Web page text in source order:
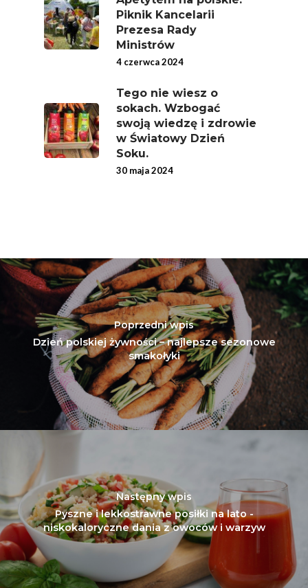
Piknik Kancelarii
Prezesa Rady
Ministrów
4 czerwca 2024
Tego nie wiesz o
sokach. Wzbogać
swoją wiedzę i zdrowie
w Światowy Dzień
Soku.
30 maja 2024
Poprzedni wpis
Dzień polskiej żywności – najlepsze sezonowe
smakołyki
Następny wpis
Pyszne i lekkostrawne posiłki na lato -
niskokaloryczne dania z owoców i warzyw